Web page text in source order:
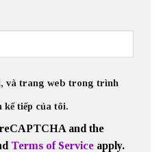
và trang web trong trình
kế tiếp của tôi.
and the
Terms of Service apply.